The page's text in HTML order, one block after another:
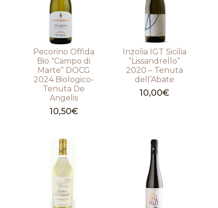
Pecorino Offida
Bio “Campo di
Marte” DOCG
2024 Biologico-
Tenuta De
Angelis
10,50€
Inzolia IGT Sicilia
“Lissandrello”
2020 – Tenuta
dell’Abate
10,00€